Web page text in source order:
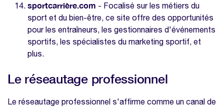
sportcarrière.com - Focalisé sur les métiers du
sport et du bien-être, ce site offre des opportunités
pour les entraîneurs, les gestionnaires d'événements
sportifs, les spécialistes du marketing sportif, et
plus.
Le réseautage professionnel
Le réseautage professionnel s'affirme comme un canal de